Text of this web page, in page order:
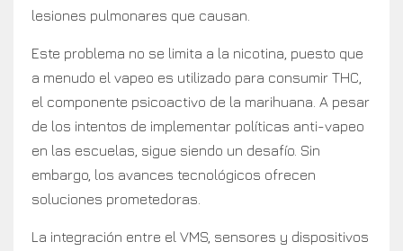
lesiones pulmonares que causan.
Este problema no se limita a la nicotina, puesto que
a menudo el vapeo es utilizado para consumir THC,
el componente psicoactivo de la marihuana. A pesar
de los intentos de implementar políticas anti-vapeo
en las escuelas, sigue siendo un desafío. Sin
embargo, los avances tecnológicos ofrecen
soluciones prometedoras.
La integración entre el VMS, sensores y dispositivos